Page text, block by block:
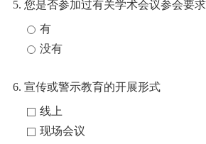
5. 您是否参加过有关学术会议参会要
有
没有
6. 宣传或警示教育的开展形式
线上
现场会议